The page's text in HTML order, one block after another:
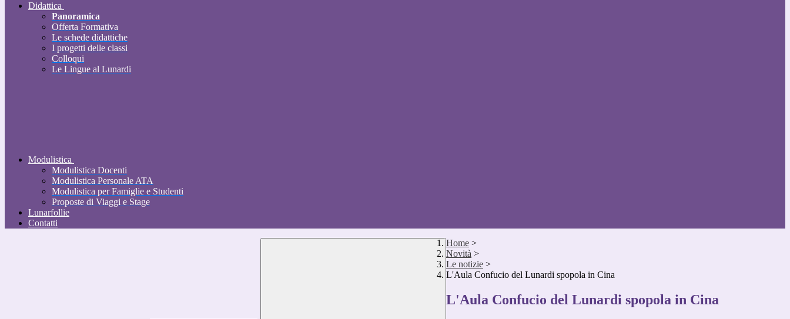
Didattica
Panoramica
Offerta Formativa
Le schede didattiche
I progetti delle classi
Colloqui
Le Lingue al Lunardi
Modulistica
Modulistica Docenti
Modulistica Personale ATA
Modulistica per Famiglie e Studenti
Proposte di Viaggi e Stage
Lunarfollie
Contatti
Home >
Novità >
Le notizie >
L'Aula Confucio del Lunardi spopola in Cina
L'Aula Confucio del Lunardi spopola in Cina